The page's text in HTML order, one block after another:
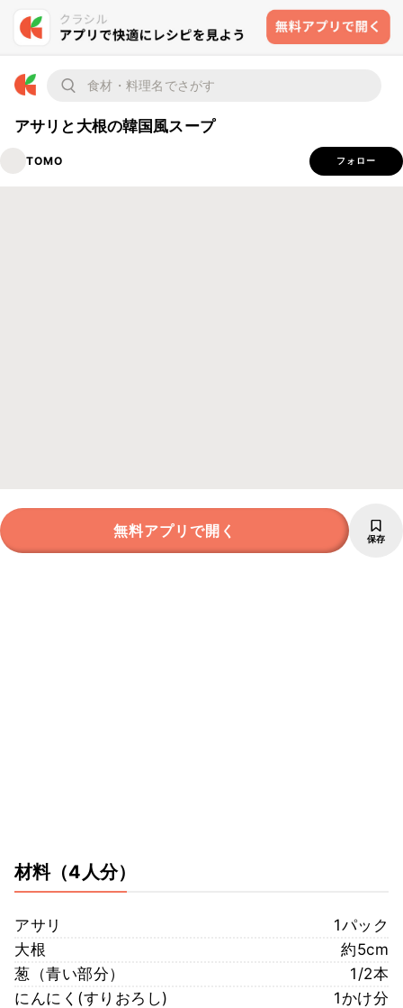
アサリと大根の韓国風スープ
TOMO フォロー
無料アプリで開く 保存
材料（4人分）
アサリ
1パック
大根
約5cm
葱（青い部分）
1/2本
にんにく(すりおろし)
1かけ分